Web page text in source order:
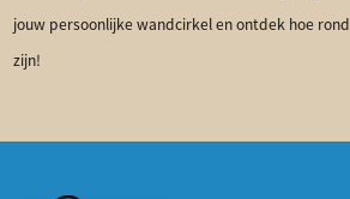
jouw persoonlijke wandcirkel en ontdek hoe
zijn!